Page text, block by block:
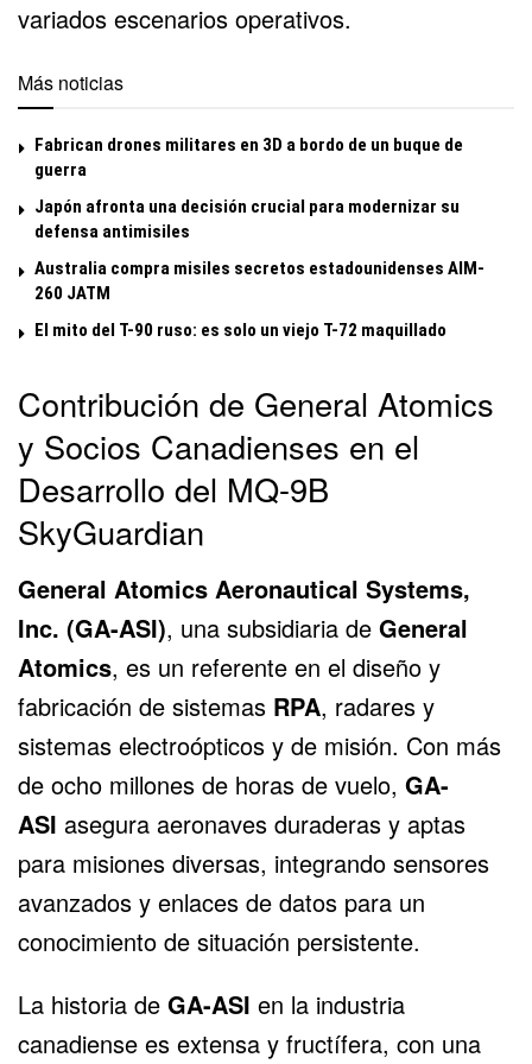
variados escenarios operativos.
Más noticias
Fabrican drones militares en 3D a bordo de un buque de
guerra
Japón afronta una decisión crucial para modernizar su
defensa antimisiles
Australia compra misiles secretos estadounidenses AIM-
260 JATM
El mito del T-90 ruso: es solo un viejo T-72 maquillado
Contribución de General Atomics
y Socios Canadienses en el
Desarrollo del MQ-9B
SkyGuardian
General Atomics Aeronautical Systems,
Inc. (GA-ASI), una subsidiaria de General
Atomics, es un referente en el diseño y
fabricación de sistemas RPA, radares y
sistemas electroópticos y de misión. Con más
de ocho millones de horas de vuelo, GA-
ASI asegura aeronaves duraderas y aptas
para misiones diversas, integrando sensores
avanzados y enlaces de datos para un
conocimiento de situación persistente.
La historia de GA-ASI en la industria
canadiense es extensa y fructífera, con una